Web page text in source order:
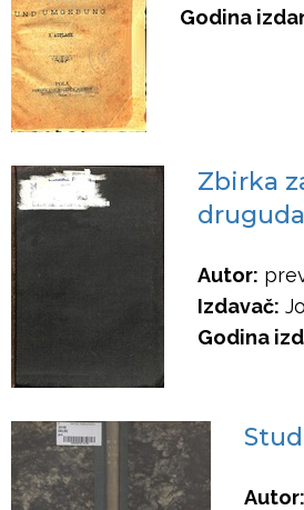
Godina
Zbirka
druguda
Autor:
Izdavač:
Godina
Autor: